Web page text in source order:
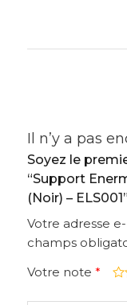
Il n’y a pas
Soyez le
“Support
(Noir) – ELS001”
Votre adresse
champs
Votre note *